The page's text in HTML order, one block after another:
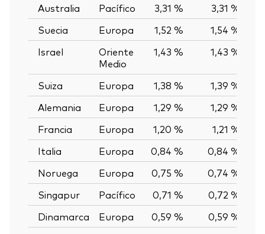
Australia Pacífico 3,31 % 3,31 %
Suecia
Europa 1,52 % 1,54 %
Israel
Oriente
Medio
1,43 % 1,43 %
Suiza Europa 1,38 % 1,39 %
Alemania
Europa 1,29 % 1,29 %
Francia
Europa 1,20 % 1,21 %
Italia
Europa 0,84 % 0,84 %
Noruega
Europa 0,75 % 0,74 %
Singapur
Pacífico 0,71 % 0,72 %
Dinamarca
Europa 0,59 % 0,59 %